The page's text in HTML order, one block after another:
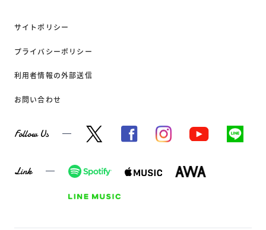
サイトポリシー
プライバシーポリシー
利用者情報の外部送信
お問い合わせ
Follow Us
Link